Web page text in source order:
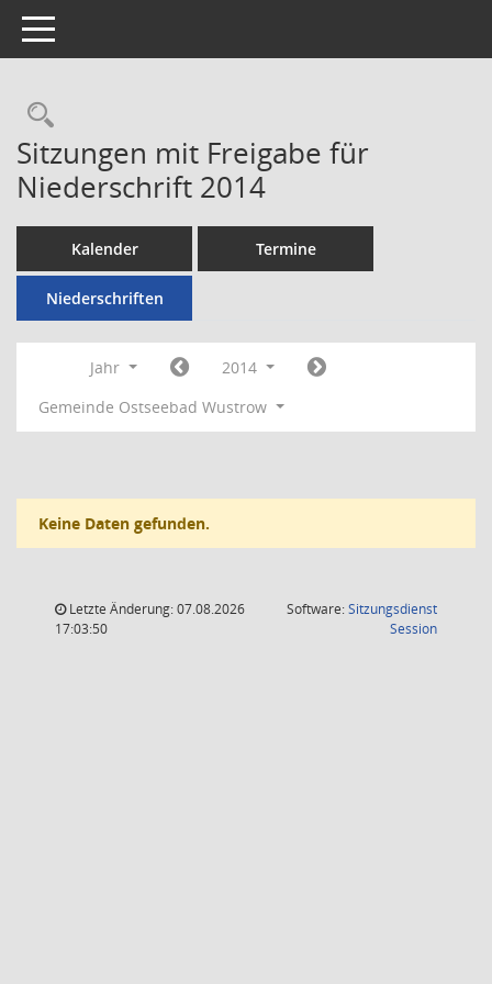
Toggle navigation
Rechercheauswahl
Sitzungen mit Freigabe für
Niederschrift 2014
Kalender Termine
Niederschriften
Jahr
2014
Gemeinde Ostseebad Wustrow
Keine Daten gefunden.
Letzte Änderung: 07.08.2026
17:03:50
Software:Sitzungsdienst
Session(Wird in